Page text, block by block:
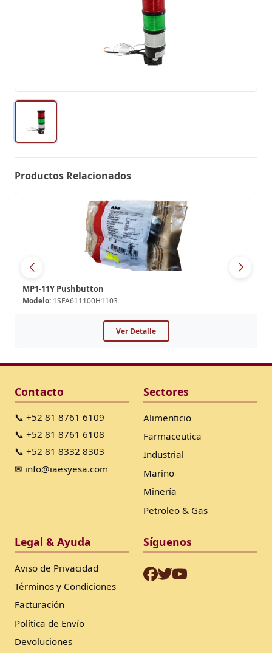
Productos Relacionados
MP1-11Y Pushbutton
Modelo: 1SFA611100H1103
Ver Detalle
Contacto
📞 +52 81 8761 6109
📞 +52 81 8761 6108
📞 +52 81 8332 8303
✉ info@iaesyesa.com
Sectores
Alimenticio
Farmaceutica
Industrial
Marino
Minería
Petroleo & Gas
Legal & Ayuda
Aviso de Privacidad
Términos y Condiciones
Facturación
Política de Envío
Devoluciones
Síguenos